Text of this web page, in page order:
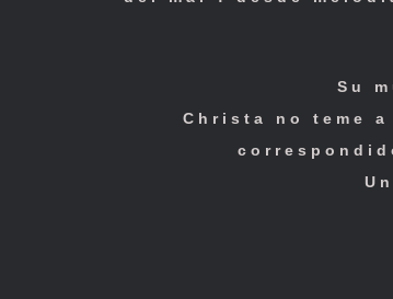
Su
Christa no teme